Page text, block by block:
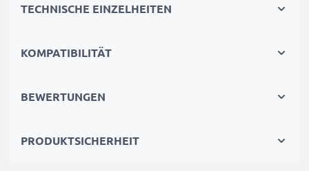
mit Schutz vor Überladung, Überhitzung und
✔Kompakt & leicht
TECHNISCHE EINZELHEITEN
KOMPATIBILITÄT
BEWERTUNGEN
PRODUKTSICHERHEIT